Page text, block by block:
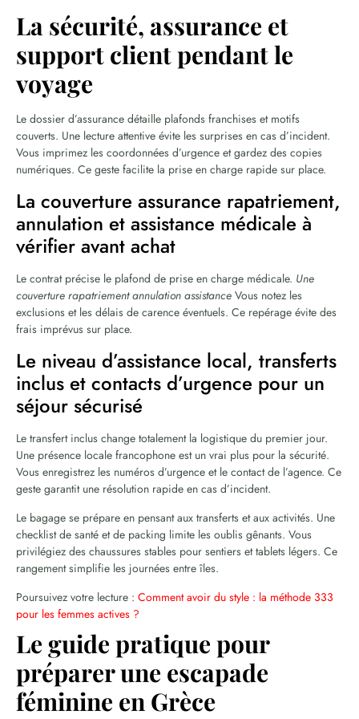
La sécurité, assurance et
support client pendant le
voyage
Le dossier d’assurance détaille plafonds franchises et motifs
couverts. Une lecture attentive évite les surprises en cas d’incident.
Vous imprimez les coordonnées d’urgence et gardez des copies
numériques. Ce geste facilite la prise en charge rapide sur place.
La couverture assurance rapatriement,
annulation et assistance médicale à
vérifier avant achat
Le contrat précise le plafond de prise en charge médicale. Une
couverture rapatriement annulation assistance Vous notez les
exclusions et les délais de carence éventuels. Ce repérage évite des
frais imprévus sur place.
Le niveau d’assistance local, transferts
inclus et contacts d’urgence pour un
séjour sécurisé
Le transfert inclus change totalement la logistique du premier jour.
Une présence locale francophone est un vrai plus pour la sécurité.
Vous enregistrez les numéros d’urgence et le contact de l’agence. Ce
geste garantit une résolution rapide en cas d’incident.
Le bagage se prépare en pensant aux transferts et aux activités. Une
checklist de santé et de packing limite les oublis gênants. Vous
privilégiez des chaussures stables pour sentiers et tablets légers. Ce
rangement simplifie les journées entre îles.
Poursuivez votre lecture : Comment avoir du style : la méthode 333
pour les femmes actives ?
Le guide pratique pour
préparer une escapade
féminine en Grèce